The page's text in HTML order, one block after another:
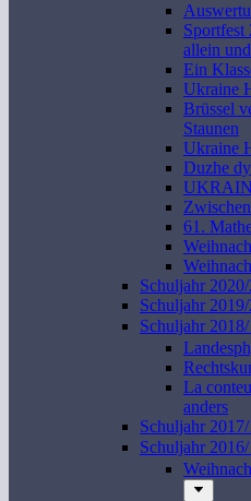
Sportfest
allein
Ein
Ukraine
Brüssel
Staunen
Ukraine
Duzhe
61.
Schuljahr 2020/
Schuljahr
Schuljahr
La
anders
Schuljahr
Schuljahr